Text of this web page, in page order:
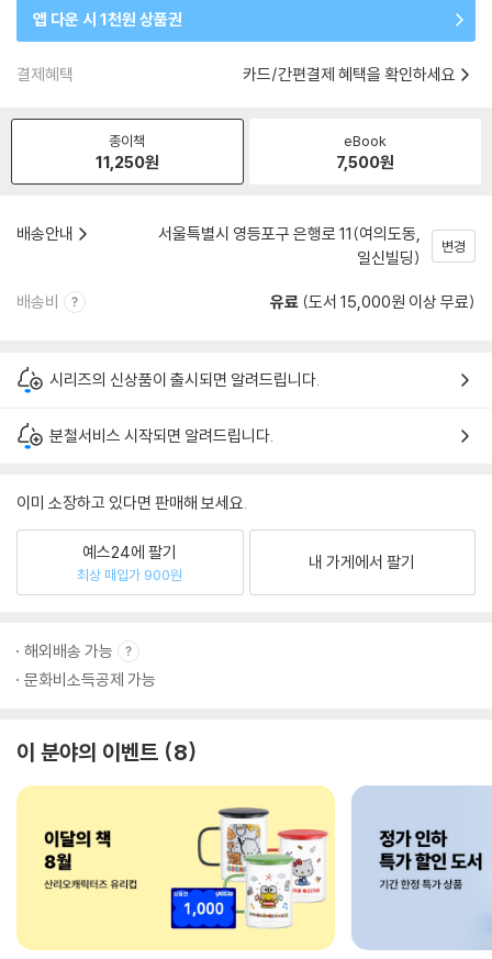
앱 다운 시 1천원 상품권
결제혜택 카드/간편결제 혜택을 확인하세요
종이책
11,250원
eBook
7,500원
배송안내
서울특별시 영등포구 은행로 11(여의도동,
일신빌딩)
변경
배송비 유료 (도서 15,000원 이상 무료)
시리즈의 신상품이 출시되면 알려드립니다.
분철서비스 시작되면 알려드립니다.
이미 소장하고 있다면 판매해 보세요.
예스24에 팔기
최상 매입가 900원
내 가게에서 팔기
해외배송 가능
문화비소득공제 가능
이 분야의 이벤트 8